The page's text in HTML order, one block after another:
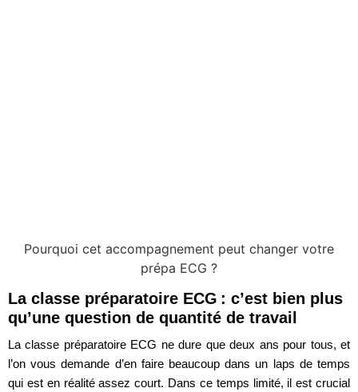
Pourquoi cet accompagnement peut changer votre
prépa ECG ?
La classe préparatoire ECG : c’est bien plus
qu’une question de quantité de travail
La classe préparatoire ECG ne dure que deux ans pour tous, et
l’on vous demande d’en faire beaucoup dans un laps de temps
qui est en réalité assez court. Dans ce temps limité, il est crucial